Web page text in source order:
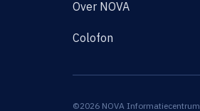
Over NOVA
Colofon
©2026 NOVA Informatiecentrum